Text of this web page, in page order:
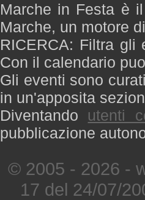
Marche in Festa è
Marche, un motore
RICERCA: Filtra gli
Con il calendario
Gli eventi sono
in un'apposita
Diventando utenti
pubblicazione
© 2005 - 2026 -
17 del 24/07/